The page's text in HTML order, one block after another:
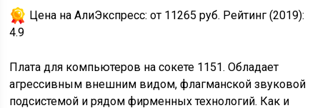
Цена на АлиЭкспресс:от 11265 руб. Рейтинг (2019):
4.9
Плата для компьютеров на сокете 1151. Обладает
агрессивным внешним видом, флагманской звуковой
подсистемой и рядом фирменных технологий. Как и